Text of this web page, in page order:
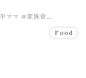
ママ #家族命
Food